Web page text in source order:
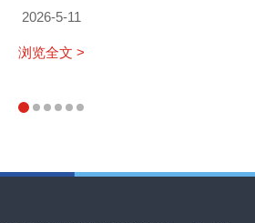
2026-5-11
浏览全文 >